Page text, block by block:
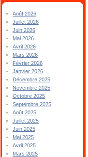
Août 2026
Juillet 2026
Juin 2026
Mai 2026
Avril 2026
Mars 2026
Février 2026
Janvier 2026
Décembre 2025
Novembre 2025
Octobre 2025
Septembre 2025
Août 2025
Juillet 2025
Juin 2025
Mai 2025
Avril 2025
Mars 2025